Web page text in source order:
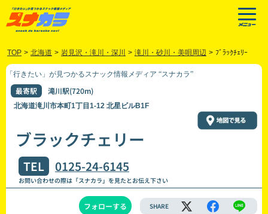
TOP > 北海道 > 岩見沢・滝川・深川 > 滝川・砂川・美唄周辺 > ﾌﾞﾗｯｸﾁｪﾘｰ
「行きたい」が見つかるスナック情報メディア “スナカラ”
最寄駅 滝川駅(720m)
北海道滝川市本町1丁目1-12 北星ビルB1F
ブラックチェリー
TEL 0125-24-6145
お問い合わせの際は「スナカラ」を見たとお伝え下さい
フォローする SHARE